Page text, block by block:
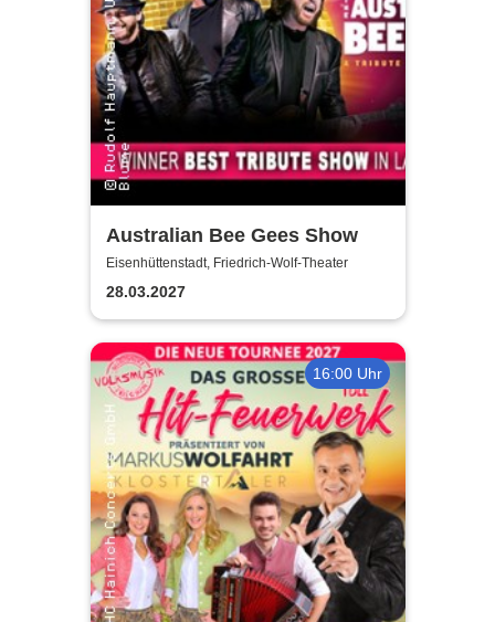
Australian Bee Gees Show
Eisenhüttenstadt, Friedrich-Wolf-Theater
28.03.2027
16:00 Uhr